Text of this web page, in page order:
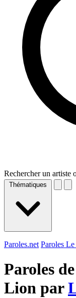
Rechercher un artiste
Thématiques
Paroles.net Paroles
Paroles
Lion par